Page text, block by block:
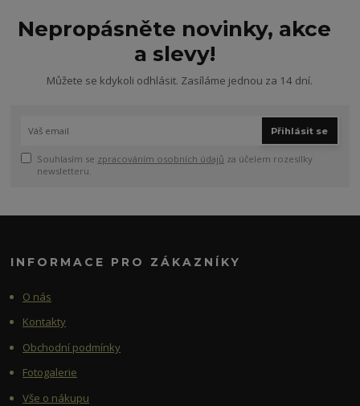
Nepropásněte novinky, akce
a slevy!
Můžete se kdykoli odhlásit. Zasíláme jednou za 14 dní.
Přihlásit se
Souhlasím se zpracováním osobních údajů za účelem rozesílky
newsletteru.
INFORMACE PRO ZÁKAZNÍKY
O nás
Kontakty
Obchodní podmínky
Fotogalerie
Vše o nákupu